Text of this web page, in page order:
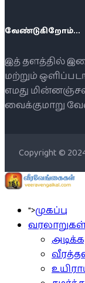
வேண்டுகிறோம்...
இத் தளத்தில்
மற்றும்
எமது மின்னஞ்சல்
வைக்குமாறு
Copyright ©
">முகப்பு